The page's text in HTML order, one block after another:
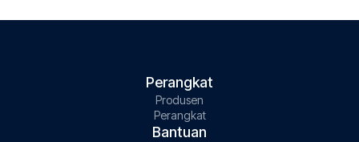
Perangkat
Produsen
Perangkat
Bantuan